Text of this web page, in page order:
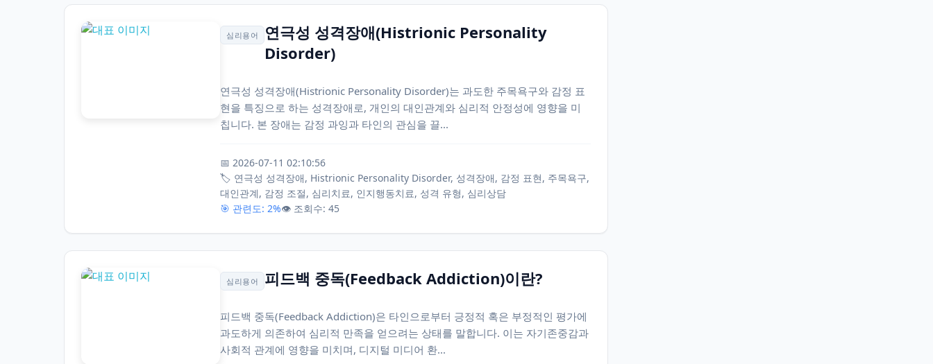
심리용어
연극성 성격장애(Histrionic Personality
Disorder)
연극성 성격장애(Histrionic Personality Disorder)는 과도한 주목욕구와 감정 표
현을 특징으로 하는 성격장애로, 개인의 대인관계와 심리적 안정성에 영향을 미
칩니다. 본 장애는 감정 과잉과 타인의 관심을 끌...
📅 2026-07-11 02:10:56
🏷️ 연극성 성격장애, Histrionic Personality Disorder, 성격장애, 감정 표현, 주목욕구,
대인관계, 감정 조절, 심리치료, 인지행동치료, 성격 유형, 심리상담
🎯 관련도: 2%👁️ 조회수: 45
심리용어 피드백 중독(Feedback Addiction)이란?
피드백 중독(Feedback Addiction)은 타인으로부터 긍정적 혹은 부정적인 평가에
과도하게 의존하여 심리적 만족을 얻으려는 상태를 말합니다. 이는 자기존중감과
사회적 관계에 영향을 미치며, 디지털 미디어 환...